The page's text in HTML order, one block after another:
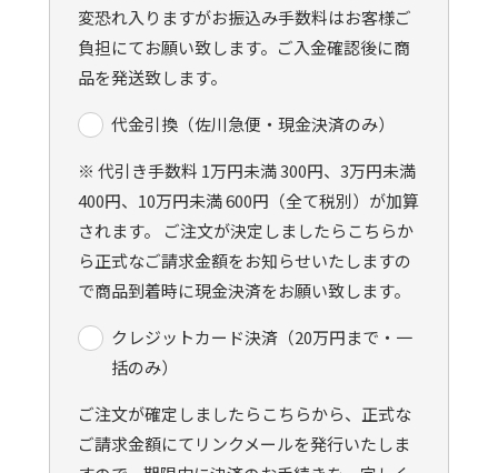
変恐れ入りますがお振込み手数料はお客様ご
負担にてお願い致します。ご入金確認後に商
品を発送致します。
代金引換（佐川急便・現金決済のみ）
※ 代引き手数料 1万円未満 300円、3万円未満
400円、10万円未満 600円（全て税別）が加算
されます。 ご注文が決定しましたらこちらか
ら正式なご請求金額をお知らせいたしますの
で商品到着時に現金決済をお願い致します。
クレジットカード決済（20万円まで・一
括のみ）
ご注文が確定しましたらこちらから、正式な
ご請求金額にてリンクメールを発行いたしま